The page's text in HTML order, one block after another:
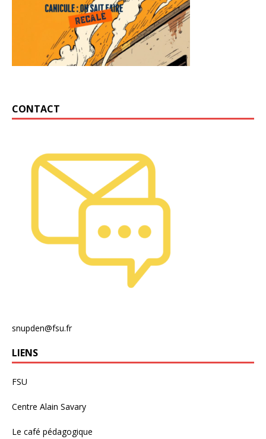
CONTACT
snupden@fsu.fr
LIENS
FSU
Centre Alain Savary
Le café pédagogique